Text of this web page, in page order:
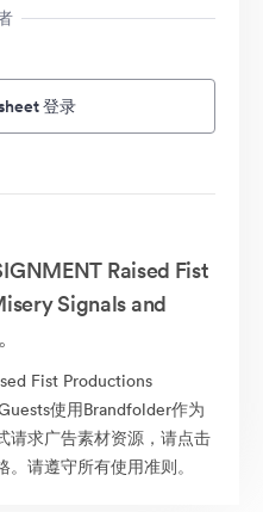
登录
Raised Fist
Signals and
Fist Productions
使用Brandfolder作为
请求广告素材资源，请点击
请遵守所有使用准则。